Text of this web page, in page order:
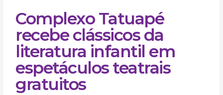
Complexo Tatuapé
recebe clássicos da
literatura infantil em
espetáculos teatrais
gratuitos